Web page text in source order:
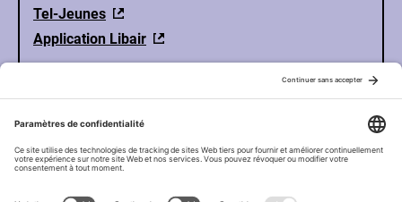
Tel-Jeunes
Application Libair